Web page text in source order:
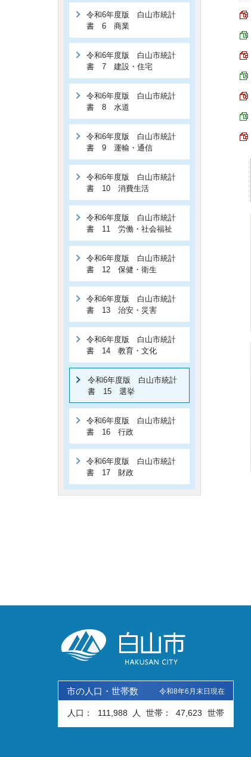
令和6年度版 白山市統計
書 6 商業
令和6年度版 白山市統計
書 7 建設・住宅
令和6年度版 白山市統計
書 8 水道
令和6年度版 白山市統計
書 9 運輸・通信
令和6年度版 白山市統計
書 10 消費生活
令和6年度版 白山市統計
書 11 労働・社会福祉
令和6年度版 白山市統計
書 12 保健・衛生
令和6年度版 白山市統計
書 13 治安・災害
令和6年度版 白山市統計
書 14 教育・文化
令和6年度版 白山市統計
書 15 選挙
令和6年度版 白山市統計
書 16 行政
令和6年度版 白山市統計
書 17 財政
市の人口・世帯数 令和8年6月末日現在
人口： 111,988 人 世帯： 47,623 世帯